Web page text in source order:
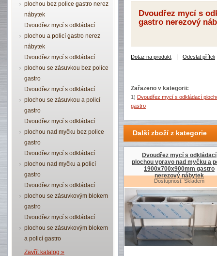
plochou bez police gastro nerez
nábytek
Dvoudřez mycí s odkládací
plochou a policí gastro nerez
nábytek
Dvoudřez mycí s odkládací
plochou se zásuvkou bez police
gastro
Dvoudřez mycí s odkládací
plochou se zásuvkou a policí
gastro
Dvoudřez mycí s odkládací
plochou nad myčku bez police
gastro
Dvoudřez mycí s odkládací
plochou nad myčku a policí
gastro
Dvoudřez mycí s odkládací
plochou se zásuvkovým blokem
gastro
Dvoudřez mycí s odkládací
plochou se zásuvkovým blokem
a policí gastro
Zavřít katalog »
Dvoudřez mycí s
gastro nerezový
Dotaz na produkt Odeslat příteli
Zařazeno v kategorii:
1) Dvoudřez mycí s odkládací
gastro
Další zboží z kategorie
Dvoudřez mycí s odkládací
plochou vpravo nad myčku a
1900x700x900mm gastro
nerezový nábytek
Dostupnost: Skladem